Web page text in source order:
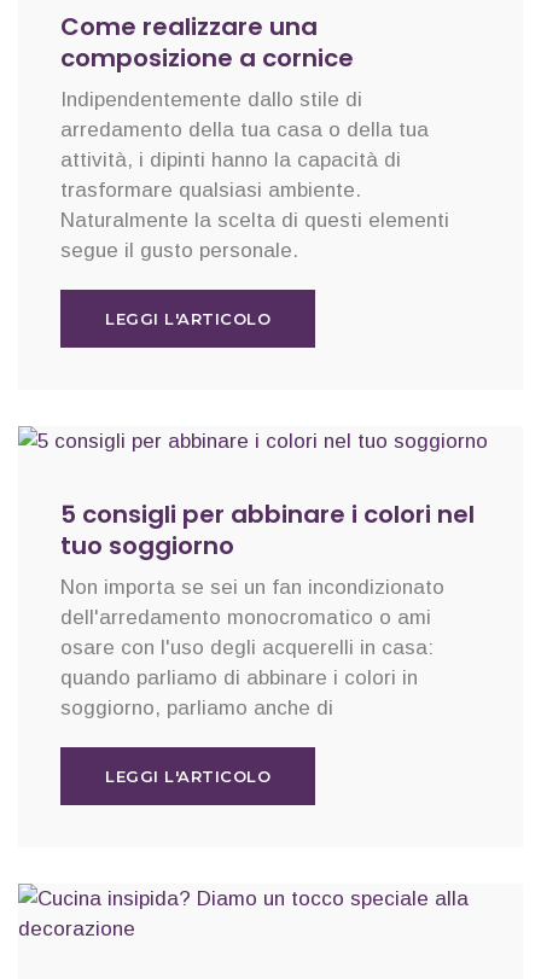
Come realizzare una
composizione a cornice
Indipendentemente dallo stile di
arredamento della tua casa o della tua
attività, i dipinti hanno la capacità di
trasformare qualsiasi ambiente.
Naturalmente la scelta di questi elementi
segue il gusto personale.
LEGGI L'ARTICOLO
5 consigli per abbinare i colori nel
tuo soggiorno
Non importa se sei un fan incondizionato
dell'arredamento monocromatico o ami
osare con l'uso degli acquerelli in casa:
quando parliamo di abbinare i colori in
soggiorno, parliamo anche di
LEGGI L'ARTICOLO